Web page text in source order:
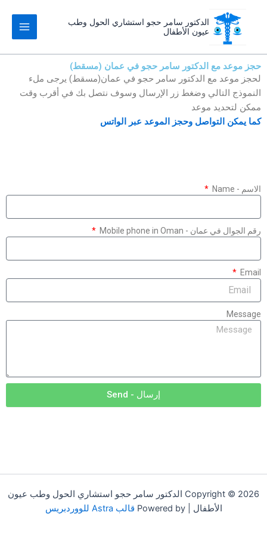
المحتوى
الدكتور سامر حجو استشاري الحول وطب
عيون الأطفال
حجز موعد مع الدكتور سامر حجو في عمان (مسقط)
لحجز موعد مع الدكتور سامر حجو في عمان(مسقط) يرجى ملء
النموذج التالي وضغط زر الإرسال وسوف نتصل بك في أقرب وقت
ممكن لتحديد موعد
كما يمكن التواصل وحجز الموعد عبر الواتس
الاسم - Name
رقم الجوال في عمان - Mobile phone in Oman
Email
Message
إرسال - Send
Copyright © 2026 الدكتور سامر حجو استشاري الحول وطب عيون
الأطفال | Powered by
قالب Astra للووردبريس